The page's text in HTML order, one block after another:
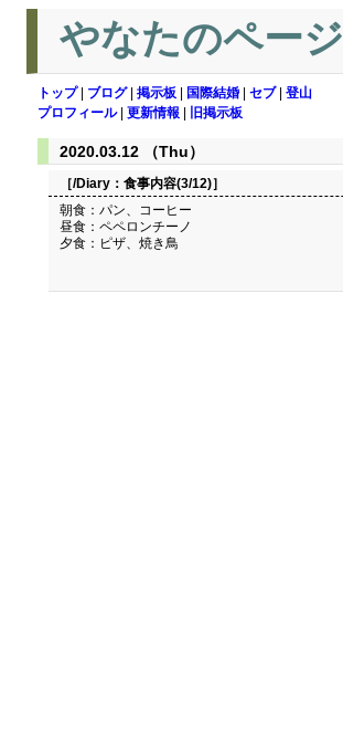
やなたのページ
トップ| ブログ| 掲示板 国際結婚 セブ| 登山
プロフィール| 更新情報 旧掲示板
2020.03.12 （Thu）
［/Diary： 食事内容(3/12)］
朝食：パン、コーヒー
昼食：ペペロンチーノ
夕食：ピザ、焼き鳥